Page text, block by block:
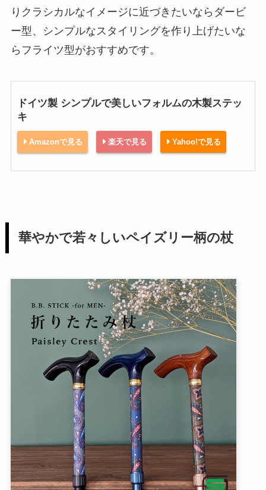
りクラシカルなイメージに近づきたいならダービ
ー型、シンプルなスタイリングを作り上げたいな
らフライツ型がおすすめです。
ドイツ製 シンプルで美しいフォルムの木製ステッ
キ
Amazonで見る 楽天で見る Yahoo!で見る
華やかで若々しいペイズリー柄の杖